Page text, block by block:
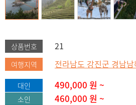
상품번호 21
여행지역 전라남도 강진군 경남남
대인 490,000 원 ~
소인 460,000 원 ~